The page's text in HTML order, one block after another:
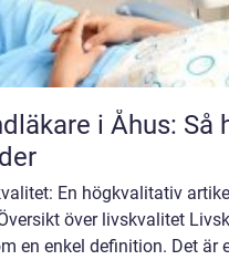
i Åhus:
En högkvalitativ
över livskvalitet
en enkel definition. Det är